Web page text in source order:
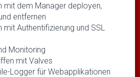
mit dem Manager deployen,
entfernen
mit Authentifizierung und SSL
Monitoring
mit Valves
Logger für Webapplikationen